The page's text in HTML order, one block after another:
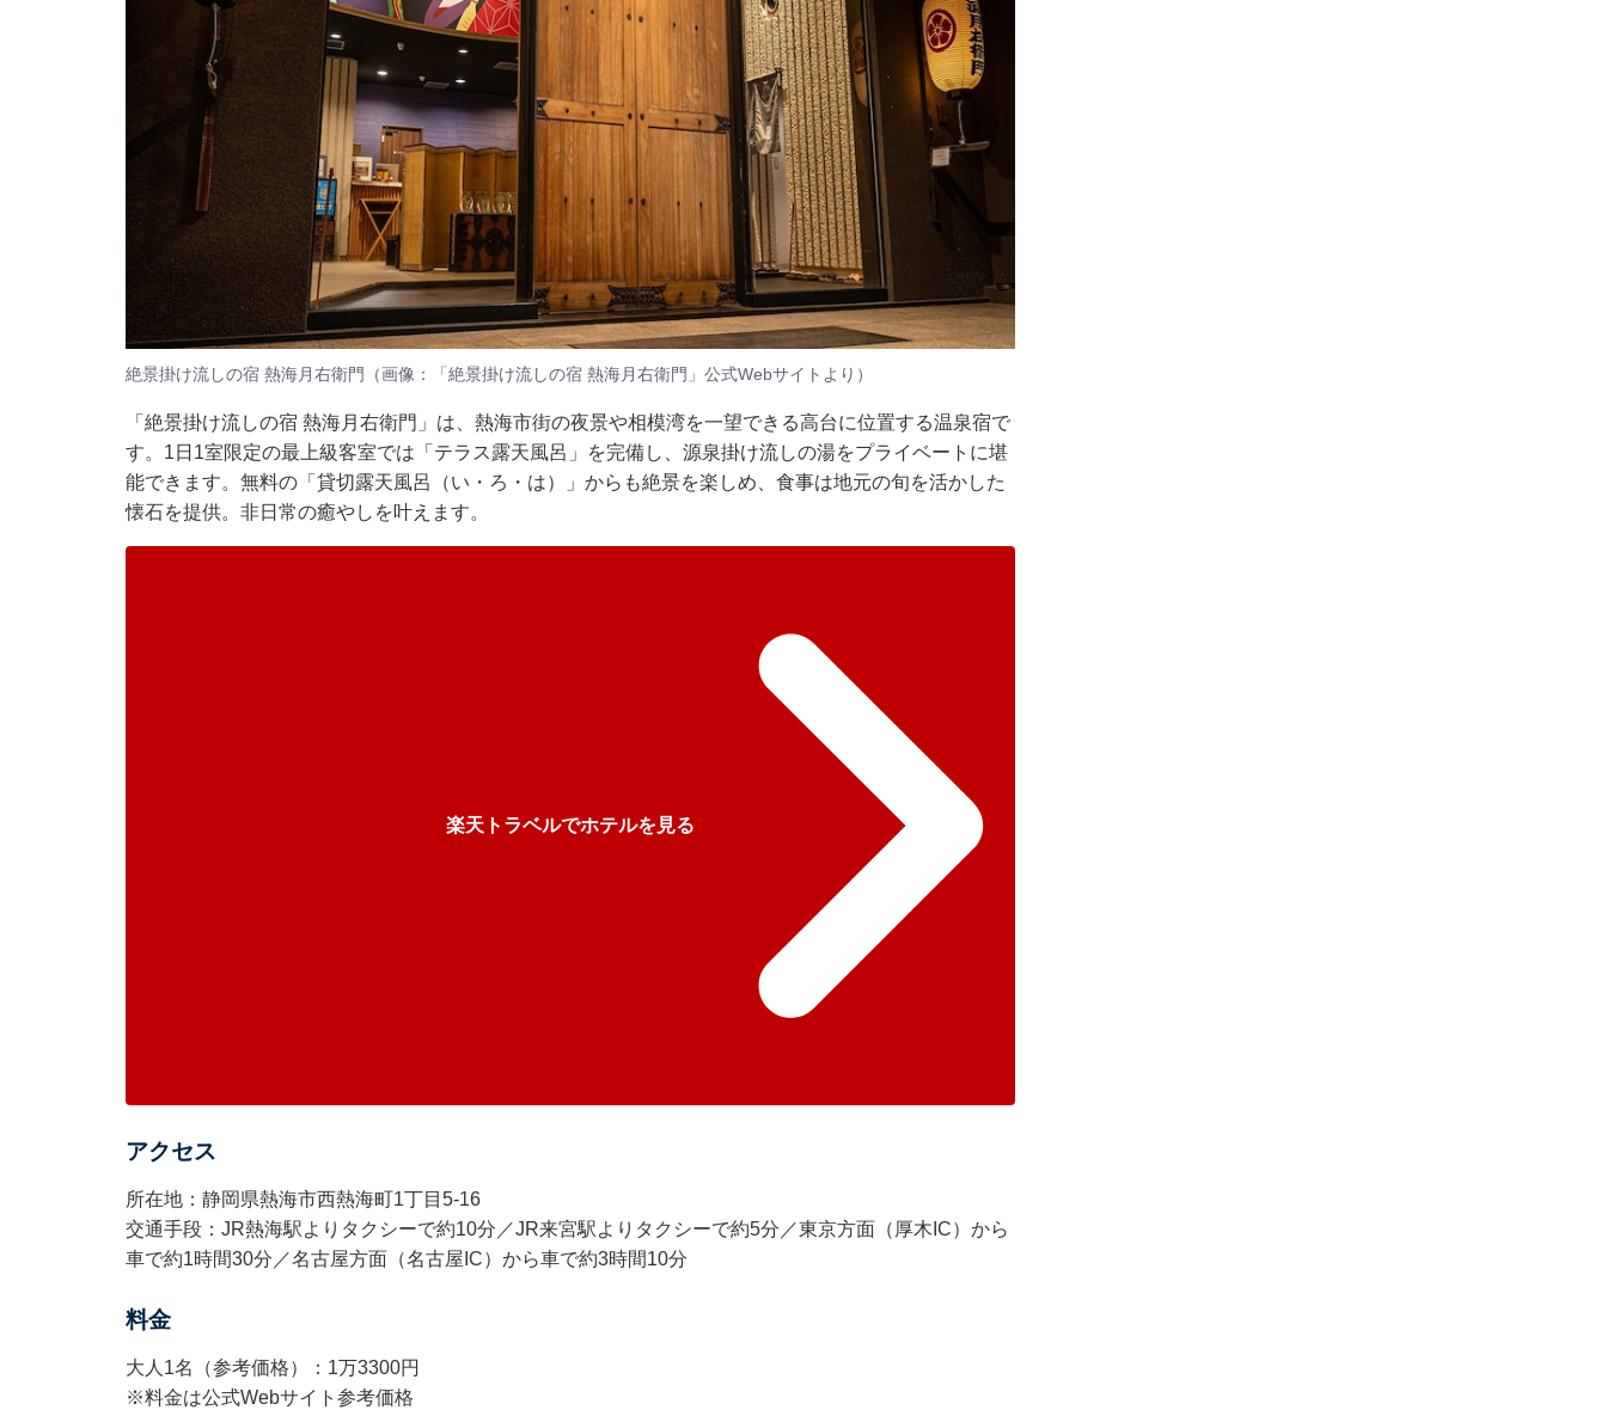
絶景掛け流しの宿 熱海月右衛門（画像：「絶景掛け流しの宿 熱海月右衛門」公式Webサイトより）
「絶景掛け流しの宿 熱海月右衛門」は、熱海市街の夜景や相模湾を一望できる高台に位置する温泉宿で
す。1日1室限定の最上級客室では「テラス露天風呂」を完備し、源泉掛け流しの湯をプライベートに堪
能できます。無料の「貸切露天風呂（い・ろ・は）」からも絶景を楽しめ、食事は地元の旬を活かした
懐石を提供。非日常の癒やしを叶えます。
楽天トラベルでホテルを見る
アクセス
所在地：静岡県熱海市西熱海町1丁目5-16
交通手段：JR熱海駅よりタクシーで約10分／JR来宮駅よりタクシーで約5分／東京方面（厚木IC）から
車で約1時間30分／名古屋方面（名古屋IC）から車で約3時間10分
料金
大人1名（参考価格）：1万3300円
※料金は公式Webサイト参考価格